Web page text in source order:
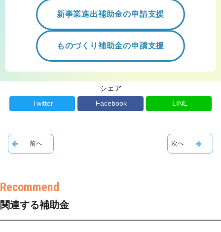
新事業進出補助金の申請支援
ものづくり補助金の申請支援
シェア
Twitter Facebook LINE
関連する補助金